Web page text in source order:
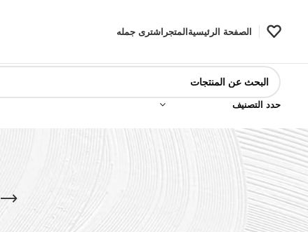
الصفحة الرئيسيةالمتجر اشترى جمله
حدد التصنيف